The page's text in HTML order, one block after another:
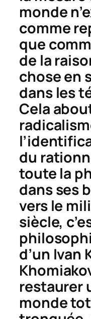
monde
comme
que
de la
chose en
dans les
Cela
du
toute la
dans ses
vers le
siècle,
d’un Ivan
restaurer
monde